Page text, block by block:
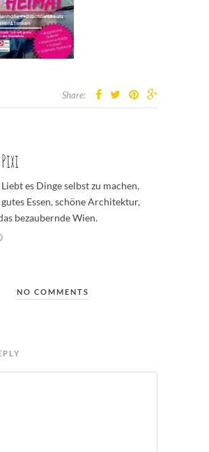
Share:
Pixi
Liebt es Dinge selbst zu machen,
gutes Essen, schöne Architektur,
bezaubernde Wien.
NO COMMENTS